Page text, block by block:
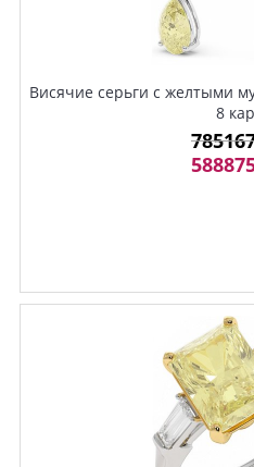
Висячие серьги с желтыми
8